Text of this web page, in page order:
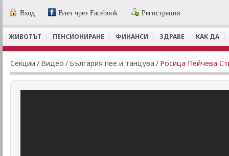
Вход Влез чрез Facebook Регистрация
ЖИВОТЪТ ПЕНСИОНИРАНЕ ФИНАНСИ ЗДРАВЕ КАК ДА
Секции / Видеo / България пее и танцува / Росица Пейчева